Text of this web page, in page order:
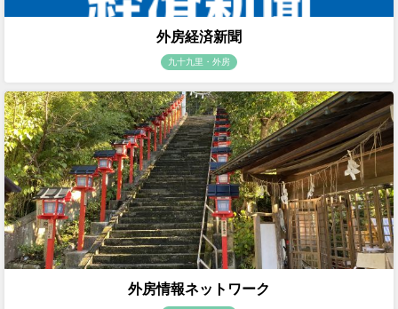
外房経済新聞
九十九里・外房
外房情報ネットワーク